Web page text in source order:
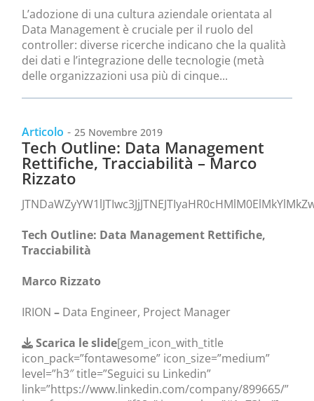
L’adozione di una cultura aziendale orientata al
Data Management è cruciale per il ruolo del
controller: diverse ricerche indicano che la qualità
dei dati e l’integrazione delle tecnologie (metà
delle organizzazioni usa più di cinque...
Articolo - 25 Novembre 2019
Tech Outline: Data Management
Rettifiche, Tracciabilità – Marco
Rizzato
Tech Outline: Data Management Rettifiche,
Tracciabilità
Marco Rizzato
IRION – Data Engineer, Project Manager
Scarica le slide[gem_icon_with_title
icon_pack=”fontawesome” icon_size=”medium”
level=”h3″ title=”Seguici su Linkedin”
link=”https://www.linkedin.com/company/899665/”